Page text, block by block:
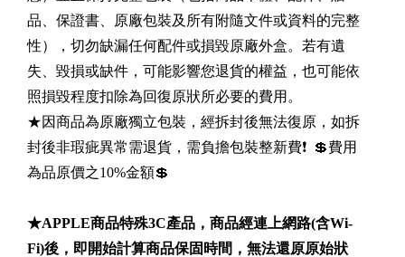
品、保證書、原廠包裝及所有附隨文件或資料的完整
性），切勿缺漏任何配件或損毀原廠外盒。若有遺
失、毀損或缺件，可能影響您退貨的權益，也可能依
照損毀程度扣除為回復原狀所必要的費用。
★因商品為原廠獨立包裝，經拆封後無法復原，如拆
封後非瑕疵異常需退貨，需負擔包裝整新費❗️ 💲費用
為品原價之10%金額💲
★APPLE商品特殊3C產品，商品經連上網路(含Wi-
Fi)後，即開始計算商品保固時間，無法還原原始狀